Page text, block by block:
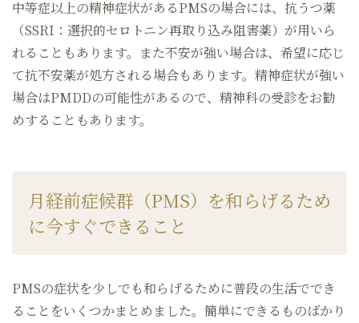
中等症以上の精神症状があるPMSの場合には、抗うつ薬
（SSRI：選択的セロトニン再取り込み阻害薬）が用いら
れることもあります。また不安が強い場合は、希望に応じ
て抗不安薬が処方される場合もあります。精神症状が強い
場合はPMDDの可能性があるので、精神科の受診をお勧
めすることもあります。
月経前症候群（PMS）を和らげるため
に今すぐできること
PMSの症状を少しでも和らげるために普段の生活ででき
ることをいくつかまとめました。簡単にできるものばかり